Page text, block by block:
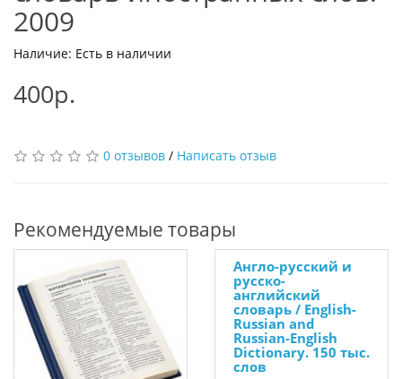
2009
Наличие: Есть в наличии
400р.
0 отзывов / Написать отзыв
Рекомендуемые товары
Англо-русский и
русско-
английский
словарь / English-
Russian and
Russian-English
Dictionary. 150 тыс.
слов